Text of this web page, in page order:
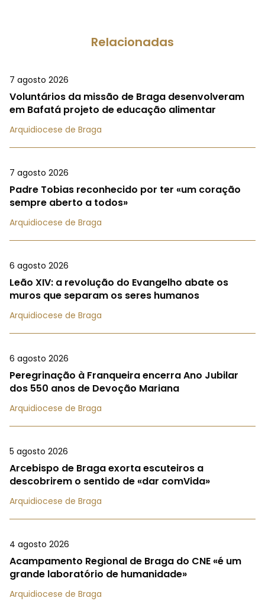
Relacionadas
7 agosto 2026
Voluntários da missão de Braga desenvolveram
em Bafatá projeto de educação alimentar
Arquidiocese de Braga
7 agosto 2026
Padre Tobias reconhecido por ter «um coração
sempre aberto a todos»
Arquidiocese de Braga
6 agosto 2026
Leão XIV: a revolução do Evangelho abate os
muros que separam os seres humanos
Arquidiocese de Braga
6 agosto 2026
Peregrinação à Franqueira encerra Ano Jubilar
dos 550 anos de Devoção Mariana
Arquidiocese de Braga
5 agosto 2026
Arcebispo de Braga exorta escuteiros a
descobrirem o sentido de «dar comVida»
Arquidiocese de Braga
4 agosto 2026
Acampamento Regional de Braga do CNE «é um
grande laboratório de humanidade»
Arquidiocese de Braga